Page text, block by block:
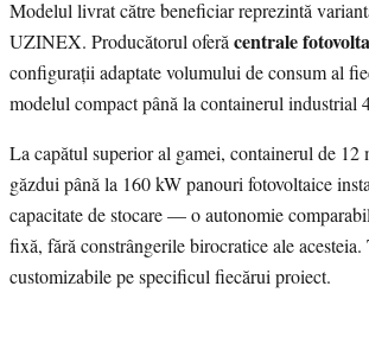
Modelul livrat către beneficiar reprezintă
UZINEX. Producătorul oferă centrale
configurații adaptate volumului de consum al
modelul compact până la containerul industrial
La capătul superior al gamei, containerul de 12
găzdui până la 160 kW panouri fotovoltaice
capacitate de stocare — o autonomie
fixă, fără constrângerile birocratice ale acesteia.
customizabile pe specificul fiecărui proiect.